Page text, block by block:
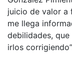
juicio de valor a
me llega
debilidades,
irlos